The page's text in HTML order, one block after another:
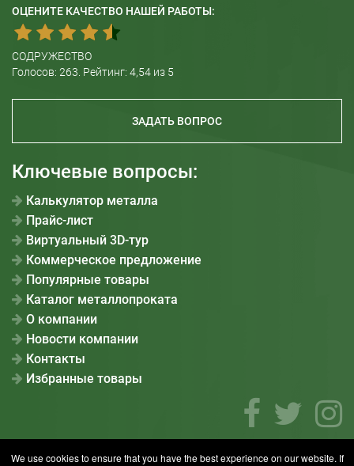
ОЦЕНИТЕ КАЧЕСТВО НАШЕЙ РАБОТЫ:
СОДРУЖЕСТВО
Голосов: 263 . Рейтинг: 4,54 из 5
ЗАДАТЬ ВОПРОС
Ключевые вопросы:
Калькулятор металла
Прайс-лист
Виртуальный 3D-тур
Коммерческое предложение
Популярные товары
Каталог металлопроката
О компании
Новости компании
Контакты
Избранные товары
We use cookies to ensure that you have the best experience on our website. If